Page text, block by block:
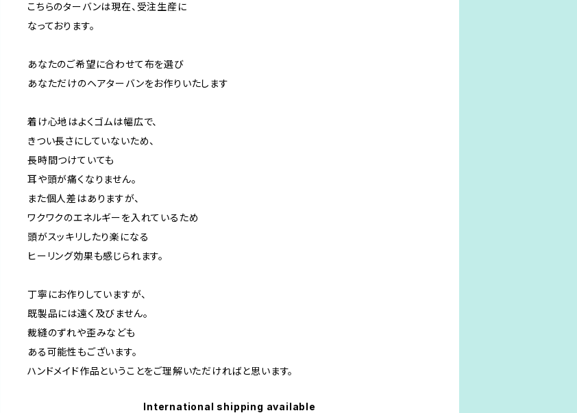
こちらのターバンは現在、受注生産に
なっております。
あなたのご希望に合わせて布を選び
あなただけのヘアターバンをお作りいたします
着け心地はよくゴムは幅広で、
きつい長さにしていないため、
長時間つけていても
耳や頭が痛くなりません。
また個人差はありますが、
ワクワクのエネルギーを入れているため
頭がスッキリしたり楽になる
ヒーリング効果も感じられます。
丁寧にお作りしていますが、
既製品には遠く及びません。
裁縫のずれや歪みなども
ある可能性もございます。
ハンドメイド作品ということをご理解いただければと思います。
International shipping available